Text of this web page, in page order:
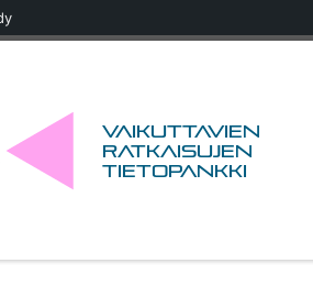
Vaikuttavien
ratkaisujen
tietopankki